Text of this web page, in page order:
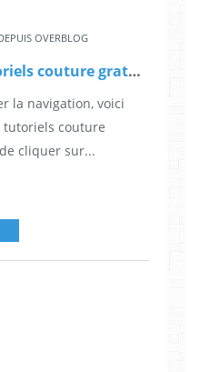
,TUTO,TUTORIEL
OVERBLOG
Tous mes tutoriels couture gratuits - 60 DIY pour apprendre à coudre
la navigation, voici
tutoriels couture
cliquer sur...